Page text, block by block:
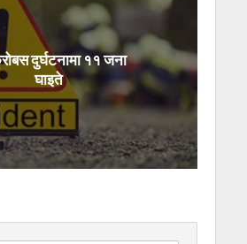
दुर्घटनामा ११ जना
घाइते